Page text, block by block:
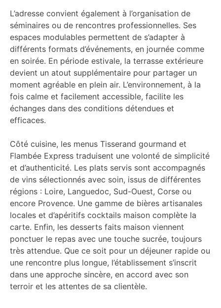
L’adresse convient également à l’organisation de
séminaires ou de rencontres professionnelles. Ses
espaces modulables permettent de s’adapter à
différents formats d’événements, en journée comme
en soirée. En période estivale, la terrasse extérieure
devient un atout supplémentaire pour partager un
moment agréable en plein air. L’environnement, à la
fois calme et facilement accessible, facilite les
échanges dans des conditions détendues et
efficaces.
Côté cuisine, les menus Tisserand gourmand et
Flambée Express traduisent une volonté de simplicité
et d’authenticité. Les plats servis sont accompagnés
de vins sélectionnés avec soin, issus de différentes
régions : Loire, Languedoc, Sud-Ouest, Corse ou
encore Provence. Une gamme de bières artisanales
locales et d’apéritifs cocktails maison complète la
carte. Enfin, les desserts faits maison viennent
ponctuer le repas avec une touche sucrée, toujours
très attendue. Que ce soit pour un déjeuner rapide ou
une rencontre plus longue, l’établissement s’inscrit
dans une approche sincère, en accord avec son
terroir et les attentes de sa clientèle.